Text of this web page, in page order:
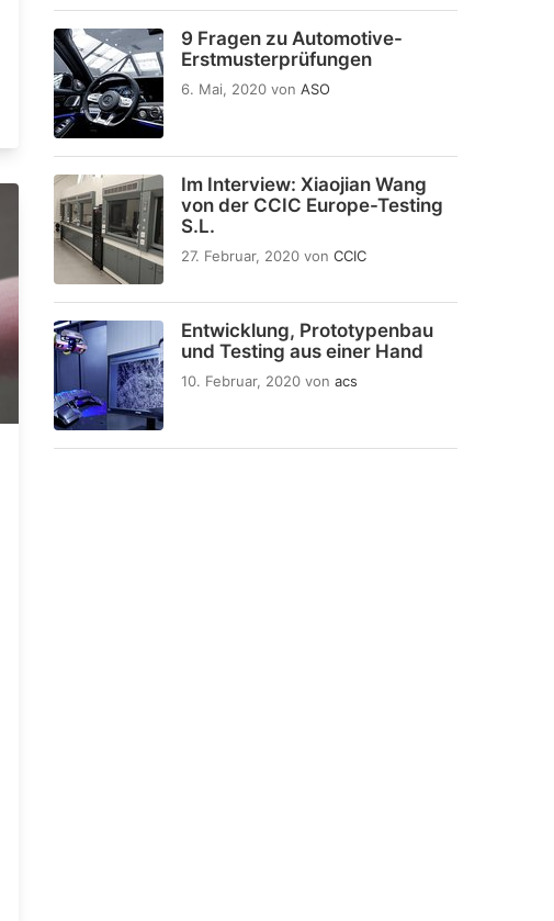
9 Fragen zu Automotive-
Erstmusterprüfungen
6. Mai, 2020 von ASO
Im Interview: Xiaojian Wang
von der CCIC Europe-Testing
S.L.
27. Februar, 2020 von CCIC
Entwicklung, Prototypenbau
und Testing aus einer Hand
10. Februar, 2020 von acs